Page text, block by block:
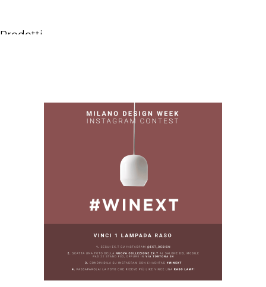
Prodotti
Rubinetti